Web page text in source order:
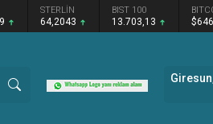
STERLİN
64,2043
BIST 100
13.703,13